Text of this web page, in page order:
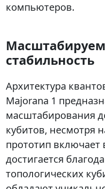
компьютеров.
стабильность
Архитектура
Majorana 1
масштабирования
кубитов, несмотря
прототип включает
достигается
топологических